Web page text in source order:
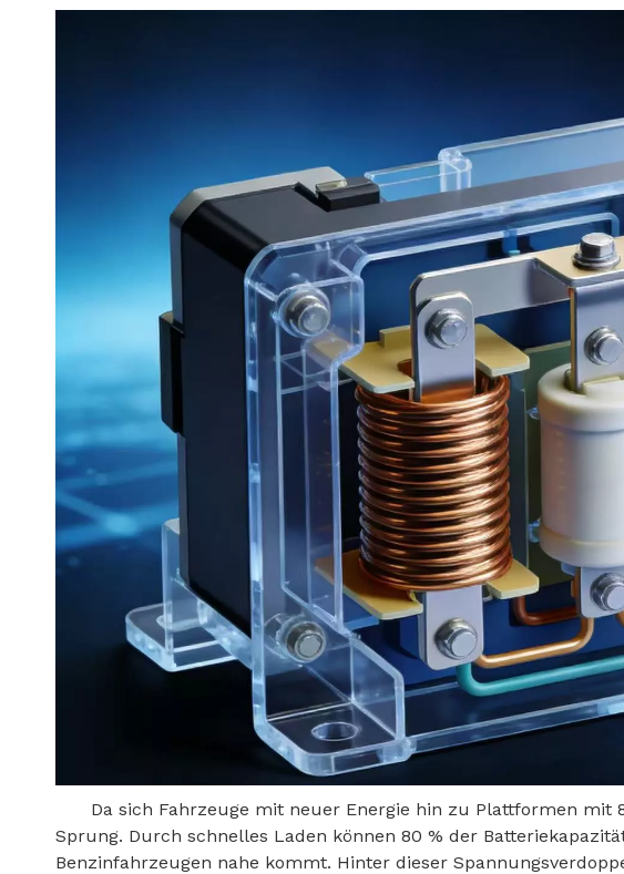
Da sich Fahrzeuge mit neuer Energie hin zu Plattformen
Sprung. Durch schnelles Laden können 80 % der
Benzinfahrzeugen nahe kommt. Hinter dieser